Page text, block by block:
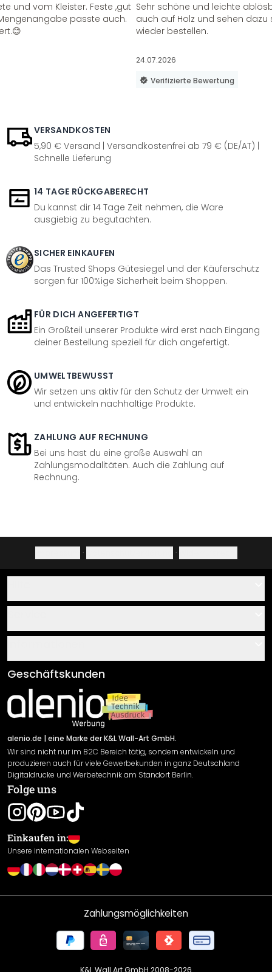
und vom Kleister. Feste ,gut
passte auch.
Sehr schöne und leichte
auch auf Holz und sehen
wieder bestellen.
24.07.2026
Verifizierte Bewertung
VERSANDKOSTEN
5,90 € Versand | Versandkostenfrei ab 79 € (DE/AT) |
Schnelle Lieferung
14 TAGE RÜCKGABERECHT
Du kannst dir 14 Tage Zeit nehmen, die Ware
ausgiebig zu begutachten.
SICHER EINKAUFEN
Das Trusted Shops Gütesiegel und der Käuferschutz
sorgen für 100%ige Sicherheit beim Shoppen.
FÜR DICH ANGEFERTIGT
Ein Großteil unserer Produkte wird erst nach Eingang
deiner Bestellung speziell für dich angefertigt.
UMWELTBEWUSST
Wir setzen uns aktiv für den Schutz der Umwelt ein
und entwickeln nachhaltige Produkte.
ZAHLUNG AUF RECHNUNG
Bei uns hast du eine große Auswahl an
Zahlungsmodalitäten. Auch die Zahlung auf
Rechnung.
· ·
Über uns
Klebe- und Montageanleitungen
Newsletter An-/Abmeldung
Sendungsverfolgung
AGB
Impressum
Versand & Zahlung
Rücksendung
Widerrufsrecht
Datenschutzerklärung
Gewährleistung
Leistungserklärung / CE-Zeichen
Cookie Einstellungen
Geschäftskunden
alenio.de | eine Marke der K&L Wall-Art GmbH.
Wir sind nicht nur im B2C Bereich tätig, sondern entwickeln und
produzieren auch für viele Gewerbekunden in ganz Deutschland
Digitaldrucke und Werbetechnik am Standort Berlin.
Folge uns
Einkaufen in:
Unsere internationalen Webseiten
Zahlungsmöglichkeiten
K&L Wall Art GmbH 2008-2026